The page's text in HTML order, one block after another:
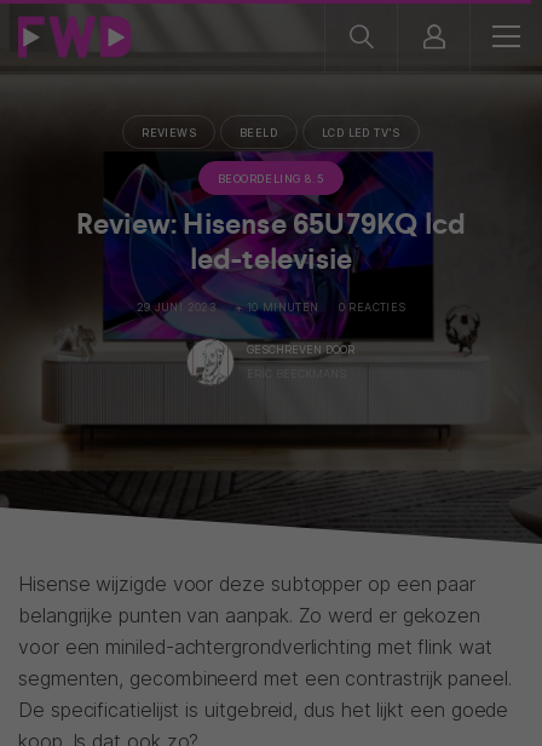
REVIEWS BEELD LCD LED TV'S
BEOORDELING 8.5
Review: Hisense 65U79KQ lcd
led-televisie
29 JUNI 2023 + 10 MINUTEN 0 REACTIES
GESCHREVEN DOOR
Hisense wijzigde voor deze subtopper op een paar
belangrijke punten van aanpak. Zo werd er gekozen
voor een miniled-achtergrondverlichting met flink wat
segmenten, gecombineerd met een contrastrijk paneel.
De specificatielijst is uitgebreid, dus het lijkt een goede
koop. Is dat ook zo?